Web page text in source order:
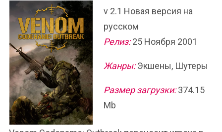
v 2.1 Новая версия на
русском
Релиз:25 Ноября 2001
Жанры:Экшены, Шутеры
Размер загрузки:374.15
Mb